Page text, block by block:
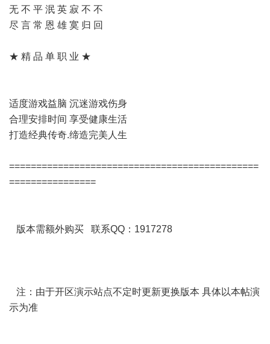
无 不 平 泯 英 寂 不 不
尽 言 常 恩 雄 寞 归 回
★ 精 品 单 职 业 ★
适度游戏益脑 沉迷游戏伤身
合理安排时间 享受健康生活
打造经典传奇.缔造完美人生
==============================================
================
版本需额外购买 联系QQ：1917278
注：由于开区演示站点不定时更新更换版本 具体以本帖演
示为准